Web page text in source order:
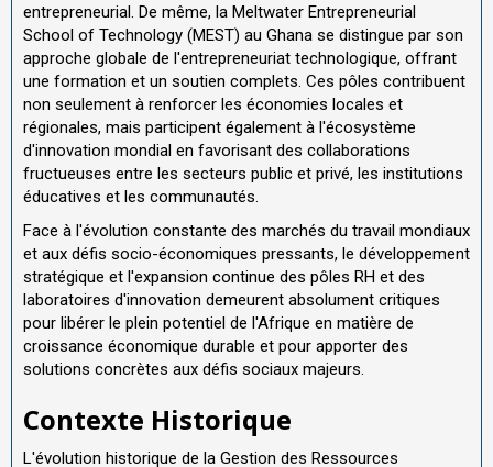
entrepreneurial. De même, la Meltwater Entrepreneurial
School of Technology (MEST) au Ghana se distingue par son
approche globale de l'entrepreneuriat technologique, offrant
une formation et un soutien complets. Ces pôles contribuent
non seulement à renforcer les économies locales et
régionales, mais participent également à l'écosystème
d'innovation mondial en favorisant des collaborations
fructueuses entre les secteurs public et privé, les institutions
éducatives et les communautés.
Face à l'évolution constante des marchés du travail mondiaux
et aux défis socio-économiques pressants, le développement
stratégique et l'expansion continue des pôles RH et des
laboratoires d'innovation demeurent absolument critiques
pour libérer le plein potentiel de l'Afrique en matière de
croissance économique durable et pour apporter des
solutions concrètes aux défis sociaux majeurs.
Contexte Historique
L'évolution historique de la Gestion des Ressources